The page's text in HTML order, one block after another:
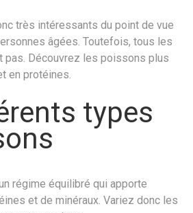
très intéressants du point de vue
âgées. Toutefois, tous les
pas. Découvrez les poissons plus
en protéines.
types
régime équilibré qui apporte
et de minéraux. Variez donc les